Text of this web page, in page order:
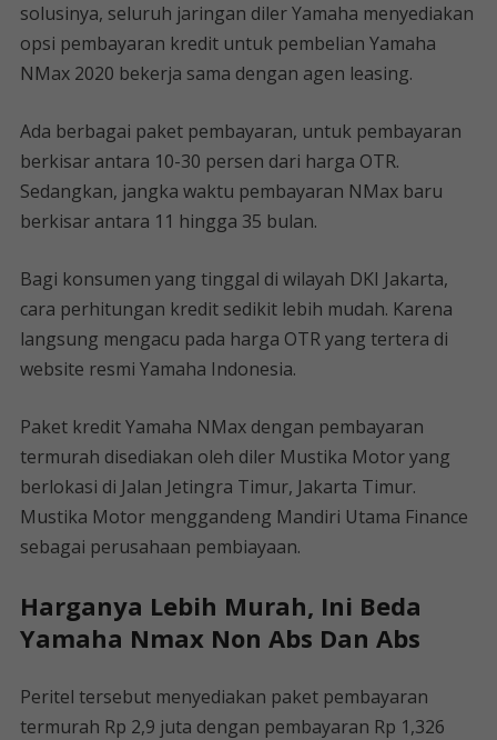
solusinya, seluruh jaringan diler Yamaha menyediakan
opsi pembayaran kredit untuk pembelian Yamaha
NMax 2020 bekerja sama dengan agen leasing.
Ada berbagai paket pembayaran, untuk pembayaran
berkisar antara 10-30 persen dari harga OTR.
Sedangkan, jangka waktu pembayaran NMax baru
berkisar antara 11 hingga 35 bulan.
Bagi konsumen yang tinggal di wilayah DKI Jakarta,
cara perhitungan kredit sedikit lebih mudah. Karena
langsung mengacu pada harga OTR yang tertera di
website resmi Yamaha Indonesia.
Paket kredit Yamaha NMax dengan pembayaran
termurah disediakan oleh diler Mustika Motor yang
berlokasi di Jalan Jetingra Timur, Jakarta Timur.
Mustika Motor menggandeng Mandiri Utama Finance
sebagai perusahaan pembiayaan.
Harganya Lebih Murah, Ini Beda
Yamaha Nmax Non Abs Dan Abs
Peritel tersebut menyediakan paket pembayaran
termurah Rp 2,9 juta dengan pembayaran Rp 1,326